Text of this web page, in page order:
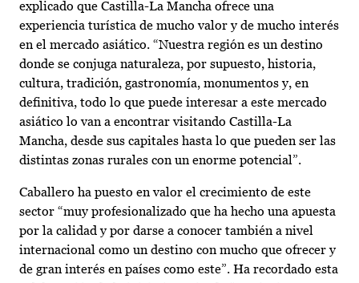
explicado que Castilla-La Mancha ofrece una
experiencia turística de mucho valor y de mucho interés
en el mercado asiático. “Nuestra región es un destino
donde se conjuga naturaleza, por supuesto, historia,
cultura, tradición, gastronomía, monumentos y, en
definitiva, todo lo que puede interesar a este mercado
asiático lo van a encontrar visitando Castilla-La
Mancha, desde sus capitales hasta lo que pueden ser las
distintas zonas rurales con un enorme potencial”.
Caballero ha puesto en valor el crecimiento de este
sector “muy profesionalizado que ha hecho una apuesta
por la calidad y por darse a conocer también a nivel
internacional como un destino con mucho que ofrecer y
de gran interés en países como este”. Ha recordado esta